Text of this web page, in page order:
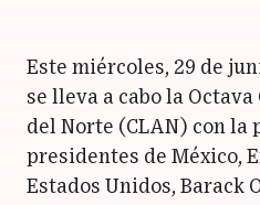
Este miércoles, 29 de
se lleva a cabo la
del Norte (CLAN) con la
presidentes de México,
Estados Unidos, Barack